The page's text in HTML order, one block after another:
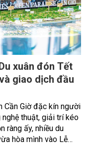
xuân đón Tết
giao dịch đầu
Cần Giờ đặc kín người
thuật, giải trí kéo
ràng ấy, nhiều du
hòa mình vào Lễ